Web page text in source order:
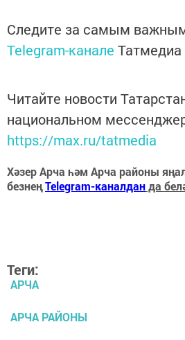
Следите за самым
Telegram-канале Татмедиа
Читайте новости
национальном
https://max.ru/tatmedia
Хәзер Арча һәм Арча районы
безнеңTelegram-каналданда
Теги:
АРЧА
АРЧА РАЙОНЫ